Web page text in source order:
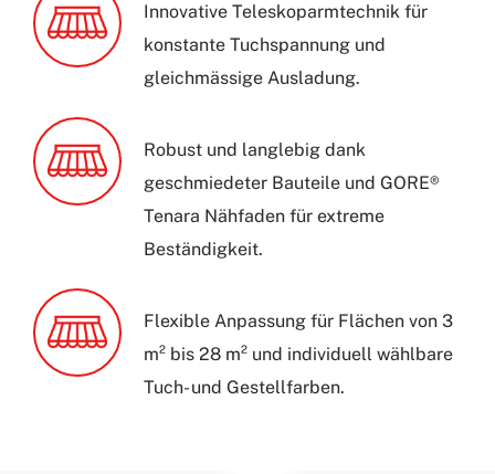
Innovative Teleskoparmtechnik für
konstante Tuchspannung und
gleichmässige Ausladung.
Robust und langlebig dank
geschmiedeter Bauteile und GORE®
Tenara Nähfaden für extreme
Beständigkeit.
Flexible Anpassung für Flächen von 3
m² bis 28 m² und individuell wählbare
Tuch- und Gestellfarben.